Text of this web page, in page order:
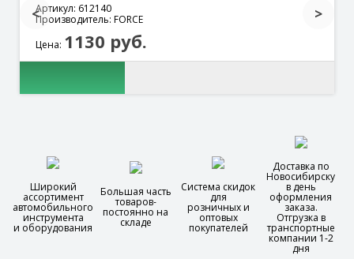
Артикул: 612140
Производитель: FORCE
Цена: 1130 руб.
Широкий
ассортимент
автомобильного
инструмента
и оборудования
Большая часть
товаров-
постоянно на
складе
Система скидок
для
розничных и
оптовых
покупателей
Доставка по
Новосибирску
в день
оформления
заказа.
Отгрузка в
транспортные
компании 1-2
дня